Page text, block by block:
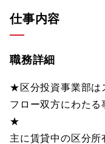
仕事内容
職務詳細
★区分投資事業部は
フロー双方にわたる
★
主に賃貸中の区分